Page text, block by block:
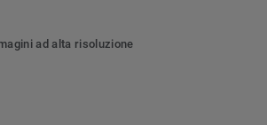
ad alta risoluzione